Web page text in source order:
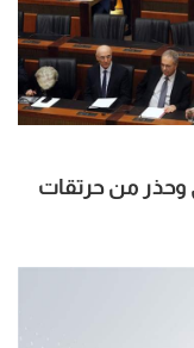
وحذر من حرتقات